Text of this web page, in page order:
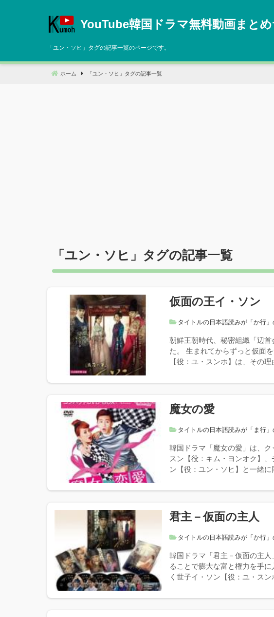
へ
動
YouTube韓国ドラマ無料動画まと
「 ユン・ソヒ 」タグの記事一覧のページです。
ホーム 「 ユン・ソヒ 」タグの記事一覧
「 ユン・ソヒ 」タグの記事一覧
仮面の王イ・ソン
タイトルの日本語読みが「か行
朝鮮王朝時代、秘密組織「辺
た。 生まれてからずっと仮面
【役：ユ・スンホ】は、その
魔女の愛
タイトルの日本語読みが「ま行
韓国ドラマ「魔女の愛」は、
スン【役：キム・ヨンオク】
ン【役：ユン・ソヒ】と一緒
君主－仮面の主人
タイトルの日本語読みが「か行
韓国ドラマ「君主－仮面の主
ることで膨大な富と権力を手
く世子イ・ソン【役：ユ・ス